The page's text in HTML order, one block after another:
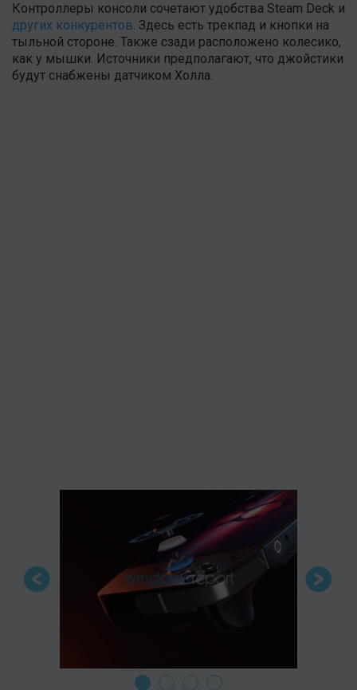
Контроллеры консоли сочетают удобства Steam Deck и
других конкурентов. Здесь есть трекпад и кнопки на
тыльной стороне. Также сзади расположено колесико,
как у мышки. Источники предполагают, что джойстики
будут снабжены датчиком Холла.